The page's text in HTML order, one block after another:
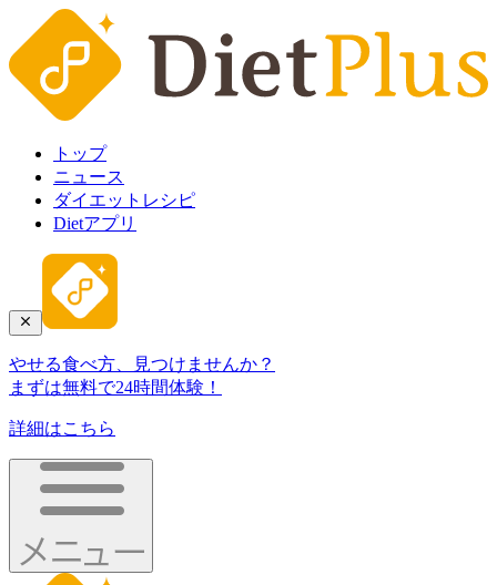
トップ
ニュース
ダイエットレシピ
Dietアプリ
やせる食べ方、見つけませんか？
まずは無料で24時間体験！
詳細はこちら